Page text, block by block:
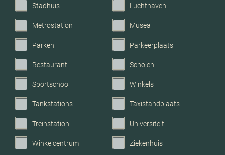
Garage
Stadhuis Luchthaven
Metrostation Musea
Parken Parkeerplaats
Restaurant Scholen
Sportschool Winkels
Tankstations Taxistandplaats
Treinstation Universiteit
Winkelcentrum Ziekenhuis